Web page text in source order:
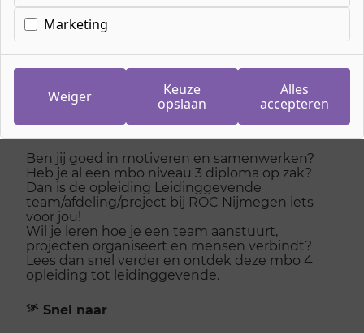
Leidinggevende van
een team/​afdeling/​
project
Ben jij goed in motiveren en samenwerken?
Heb je al een mbo niveau 3 diploma op zak?
Dan is de opleiding Leidinggevende
team/afdeling/project bij ROC Nijmegen iets
voor jou!
Wil je leren hoe je een team aanstuurt,
projecten organiseert en mensen verbindt?
Lees dan snel verder en ontdek deze mbo 4
opleiding tot leidinggevende.
Snel naar
Marketing
Weiger
Keuze
opslaan
Alles
accepteren